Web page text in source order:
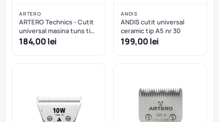
ARTERO
ARTERO Technics - Cutit
universal masina tuns tip
A5 nr.10 - 1,6mm
184,00 lei
ANDIS
ANDIS cutit universal
ceramic tip A5 nr 30
199,00 lei